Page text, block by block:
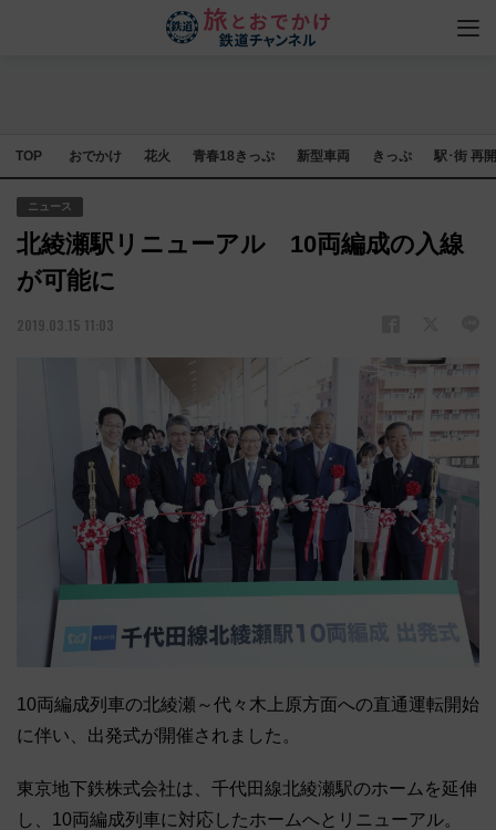
TOP おでかけ 花火 青春18きっぷ 新型車両 きっぷ 駅･街 再
ニュース
北綾瀬駅リニューアル 10両編成の入線
が可能に
2019.03.15 11:03
10両編成列車の北綾瀬～代々木上原方面への直通運転開始
に伴い、出発式が開催されました。
東京地下鉄株式会社は、千代田線北綾瀬駅のホームを延伸
し、10両編成列車に対応したホームへとリニューアル。